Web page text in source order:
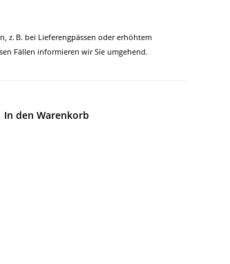
z. B. bei Lieferengpässen oder erhöhtem
Fällen informieren wir Sie umgehend.
In den Warenkorb